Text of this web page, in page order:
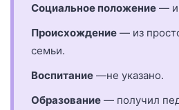
Социальное положение —
Происхождение — из
семьи.
Воспитание —не указано.
Образование — получил